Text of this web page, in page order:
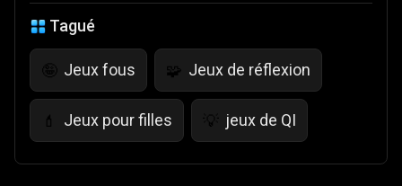
Tagué
🤪 Jeux fous 🧩 Jeux de réflexion
💄 Jeux pour filles 💡 jeux de QI